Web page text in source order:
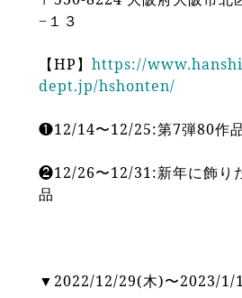
−１３
【HP】 https://
dept.jp/hshonten/
❶12/14〜12/25:第7弾80作
❷12/26〜12/31:新年に飾り
品
▼2022/12/29(木)〜2023/1/